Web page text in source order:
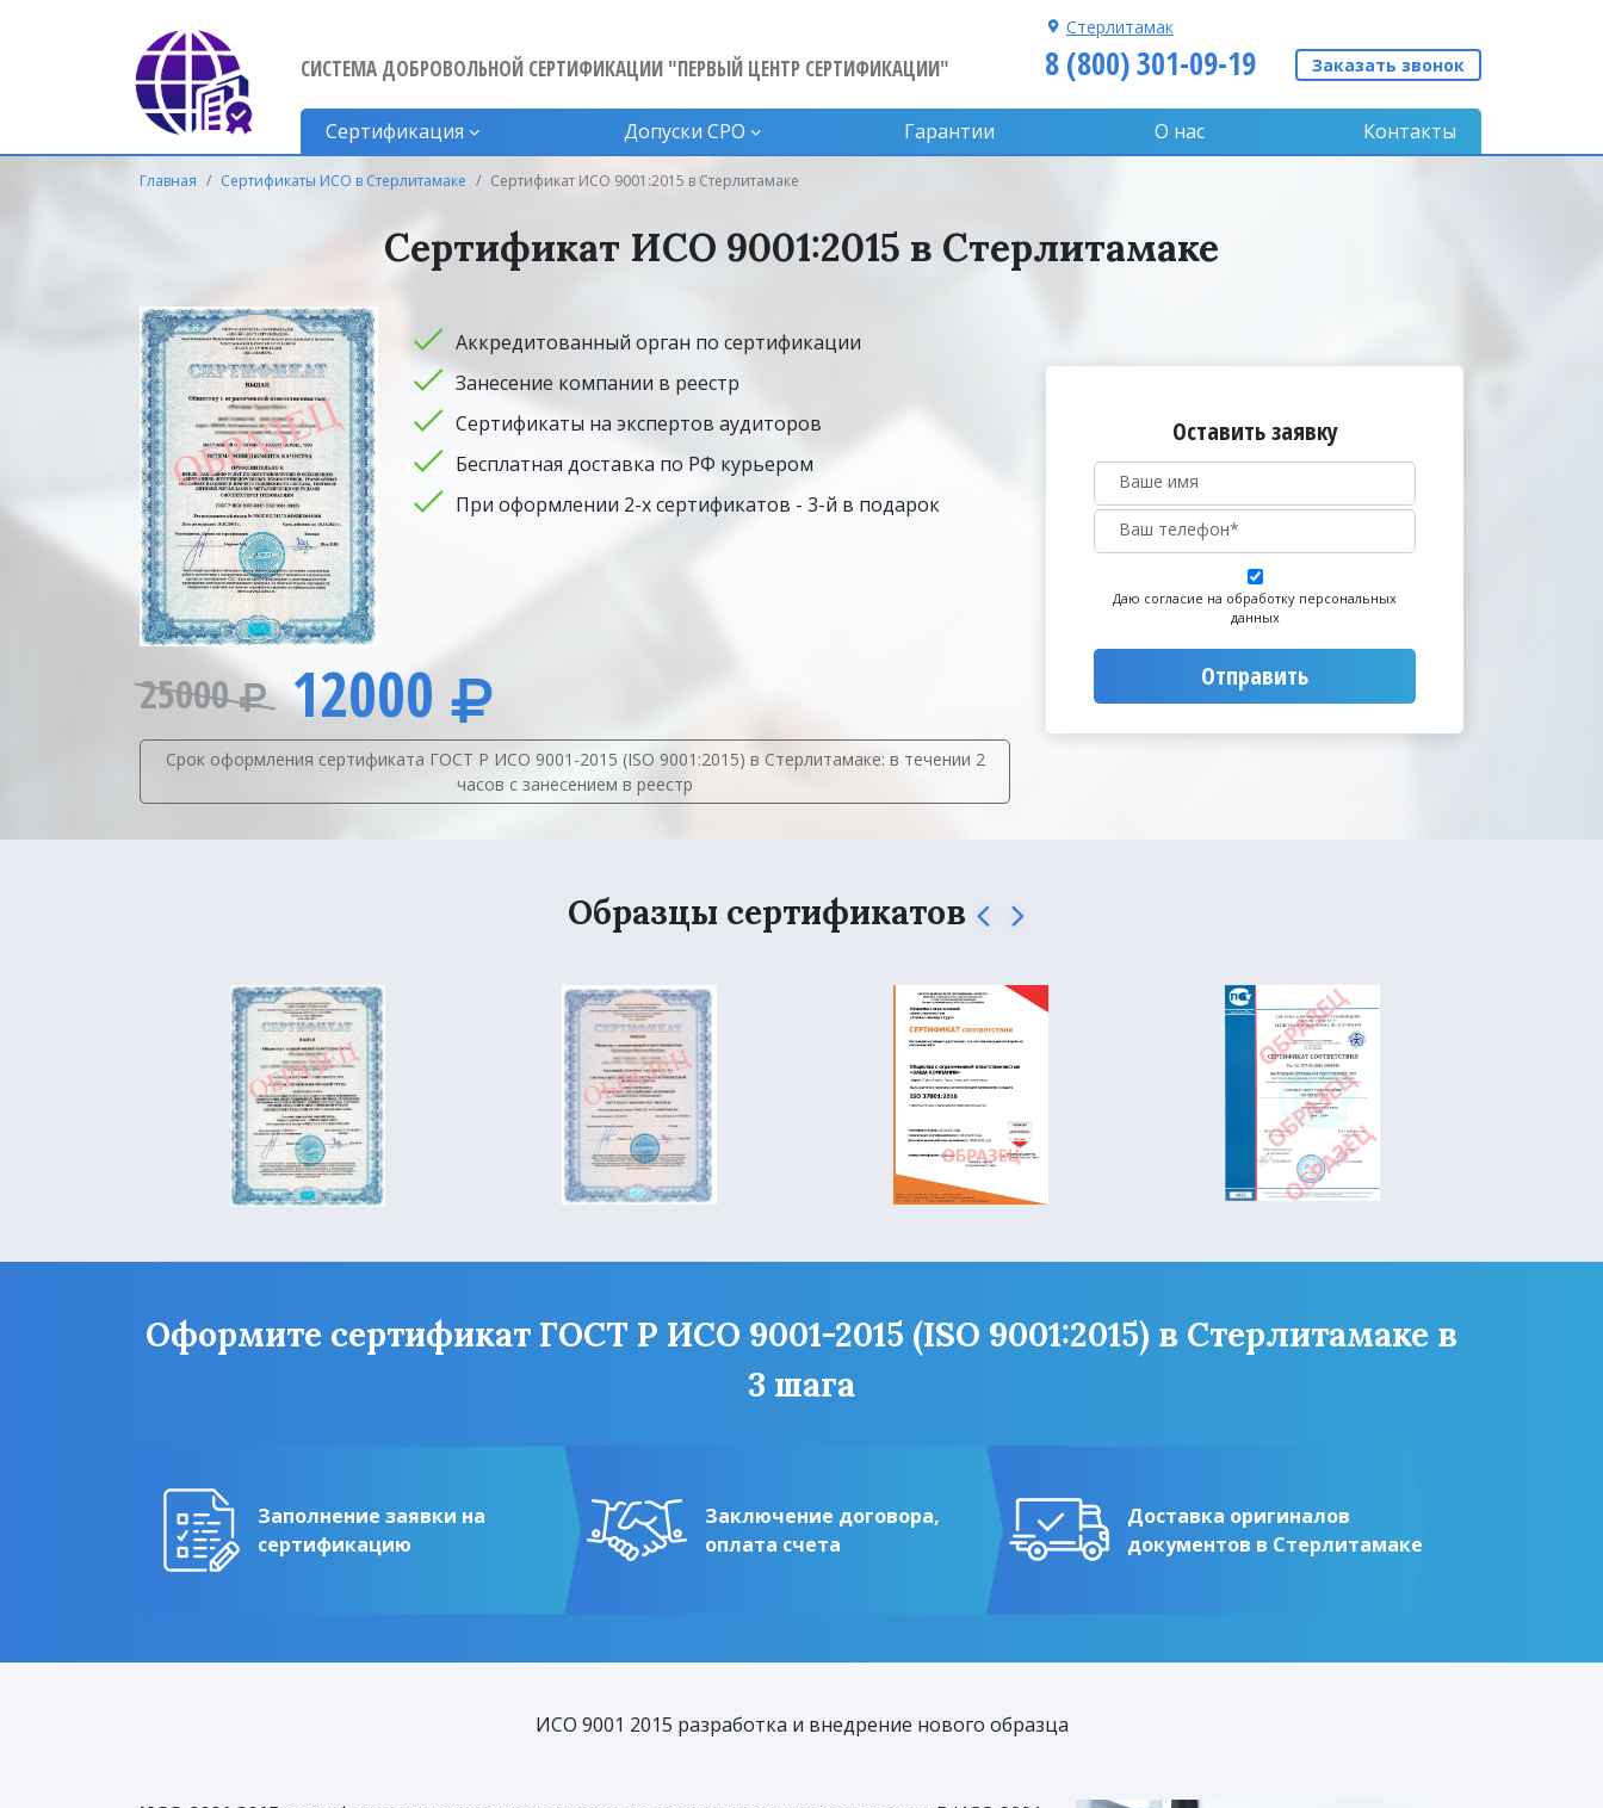
СИСТЕМА ДОБРОВОЛЬНОЙ СЕРТИФИКАЦИИ "ПЕРВЫЙ ЦЕНТР СЕРТИФИКАЦИИ"
Стерлитамак
8 (800) 301-09-19 Заказать звонок
Сертификация Допуски CPO Гарантии О нас Контакты
Главная Сертификаты ИСО в Стерлитамаке Сертификат ИСО 9001:2015 в Стерлитамаке
Сертификат ИСО 9001:2015 в Стерлитамаке
Аккредитованный орган по сертификации
Занесение компании в реестр
Сертификаты на экспертов аудиторов
Бесплатная доставка по РФ курьером
При оформлении 2-х сертификатов - 3-й в подарок
25000 12000
Срок оформления сертификата ГОСТ Р ИСО 9001-2015 (ISO 9001:2015) в Стерлитамаке: в течении 2
часов с занесением в реестр
Оставить заявку
Даю согласие на обработку персональных
данных
Отправить
Образцы сертификатов
Оформите сертификат ГОСТ Р ИСО 9001-2015 (ISO 9001:2015) в Стерлитамаке в
3 шага
Заполнение заявки на
сертификацию
Заключение договора,
оплата счета
Доставка оригиналов
документов в Стерлитамаке
ИСО 9001 2015 разработка и внедрение нового образца